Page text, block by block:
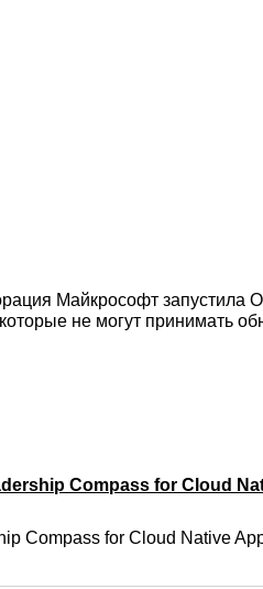
Майкрософт запустила
не могут принимать
Compass for Cloud
Compass for Cloud Native